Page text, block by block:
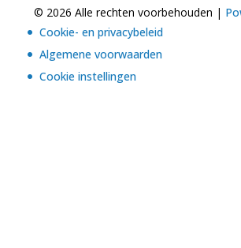
© 2026 Alle rechten voorbehouden |
Cookie- en privacybeleid
Algemene voorwaarden
Cookie instellingen